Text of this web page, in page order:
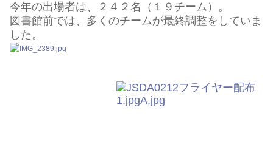
今年の出場者は、２４２名（１９チーム）。
図書館前では、多くのチームが最終調整をしていま
した。